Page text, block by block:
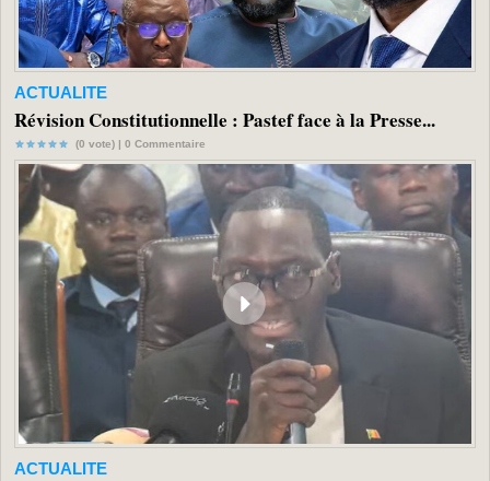
ACTUALITE
Révision Constitutionnelle : Pastef face à la Presse...
(0 vote) | 0 Commentaire
ACTUALITE